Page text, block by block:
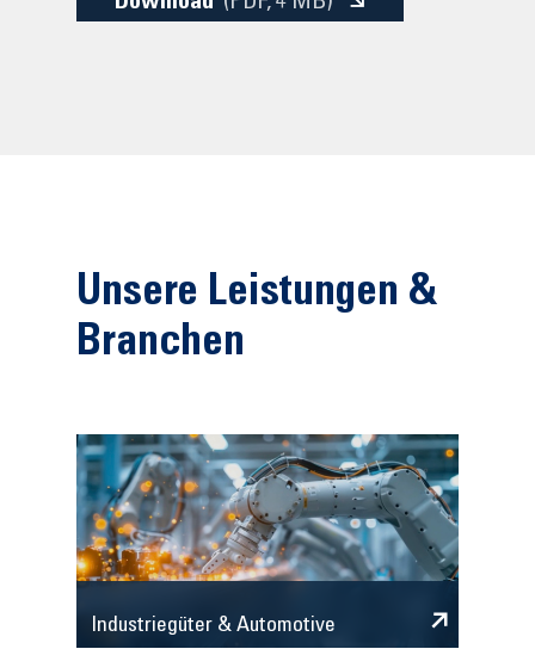
Unsere Leistungen &
Branchen
Industriegüter & Automotive